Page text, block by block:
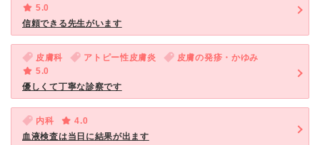
5.0
信頼できる先生がいます
皮膚科 アトピー性皮膚炎
皮膚の発疹・かゆみ
5.0
優しくて丁寧な診察です
内科
4.0
血液検査は当日に結果が出ます